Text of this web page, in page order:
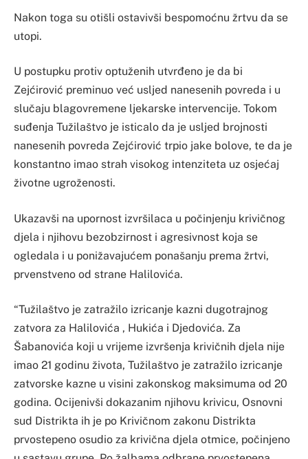
Nakon toga su otišli ostavivši bespomoćnu žrtvu da se
utopi.
U postupku protiv optuženih utvrđeno je da bi
Zejćirović preminuo već usljed nanesenih povreda i u
slučaju blagovremene ljekarske intervencije. Tokom
suđenja Tužilaštvo je isticalo da je usljed brojnosti
nanesenih povreda Zejćirović trpio jake bolove, te da je
konstantno imao strah visokog intenziteta uz osjećaj
životne ugroženosti.
Ukazavši na upornost izvršilaca u počinjenju krivičnog
djela i njihovu bezobzirnost i agresivnost koja se
ogledala i u ponižavajućem ponašanju prema žrtvi,
prvenstveno od strane Halilovića.
“Tužilaštvo je zatražilo izricanje kazni dugotrajnog
zatvora za Halilovića , Hukića i Djedovića. Za
Šabanovića koji u vrijeme izvršenja krivičnih djela nije
imao 21 godinu života, Tužilaštvo je zatražilo izricanje
zatvorske kazne u visini zakonskog maksimuma od 20
godina. Ocijenivši dokazanim njihovu krivicu, Osnovni
sud Distrikta ih je po Krivičnom zakonu Distrikta
prvostepeno osudio za krivična djela otmice, počinjeno